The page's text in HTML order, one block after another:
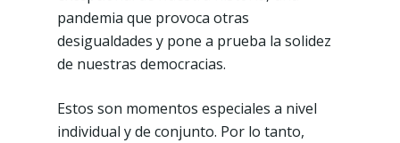
pandemia que provoca otras
desigualdades y pone a prueba la solidez
de nuestras democracias.
Estos son momentos especiales a nivel
individual y de conjunto. Por lo tanto,